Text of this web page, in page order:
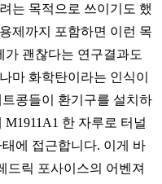
는 목적으로 쓰이기도 했
제까지 포함하면 이런 목
괜찮다는 연구결과도
마 화학탄이라는 인식이
콩들이 환기구를 설치하
한 자루로 터널
에 접근합니다. 이게 바
드릭 포사이스의 어벤져